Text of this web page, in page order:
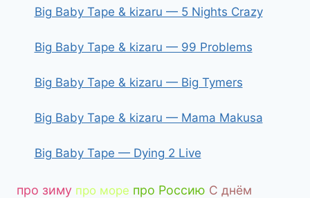
Big Baby Tape & kizaru — 5 Nights Crazy
Big Baby Tape & kizaru — 99 Problems
Big Baby Tape & kizaru — Big Tymers
Big Baby Tape & kizaru — Mama Makusa
Big Baby Tape — Dying 2 Live
про зиму про море про Россию С днём